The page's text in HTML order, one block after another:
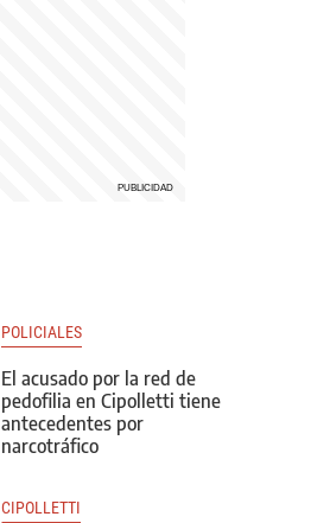
POLICIALES
El acusado por la red de
pedofilia en Cipolletti tiene
antecedentes por
narcotráfico
CIPOLLETTI